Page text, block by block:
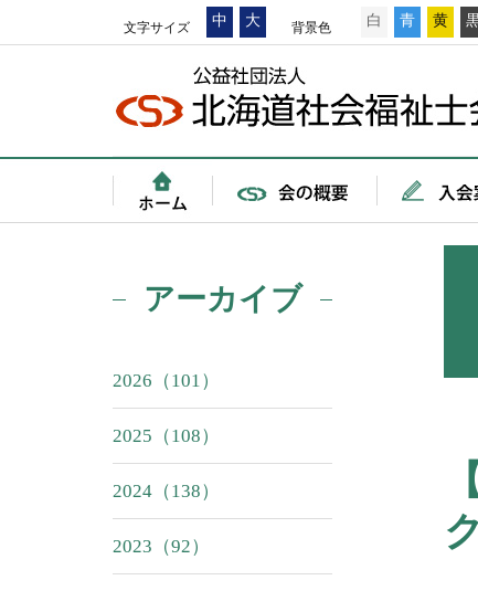
文字サイズ 中 大 背景色 白 青 黄
アーカイブ
2026（101）
2025（108）
2024（138）
2023（92）